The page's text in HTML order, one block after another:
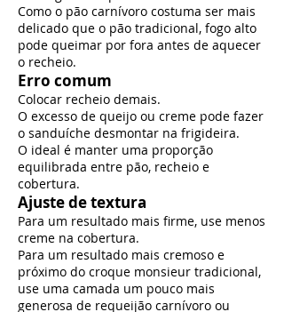
Como o pão carnívoro costuma ser mais
delicado que o pão tradicional, fogo alto
pode queimar por fora antes de aquecer
o recheio.
Erro comum
Colocar recheio demais.
O excesso de queijo ou creme pode fazer
o sanduíche desmontar na frigideira.
O ideal é manter uma proporção
equilibrada entre pão, recheio e
cobertura.
Ajuste de textura
Para um resultado mais firme, use menos
creme na cobertura.
Para um resultado mais cremoso e
próximo do croque monsieur tradicional,
use uma camada um pouco mais
generosa de requeijão carnívoro ou